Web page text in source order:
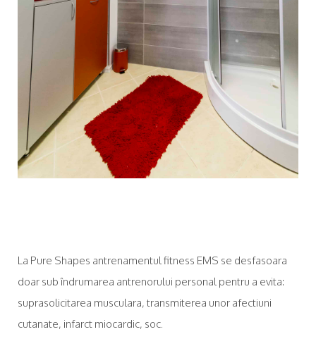
La Pure Shapes antrenamentul fitness EMS se desfasoara
doar sub îndrumarea antrenorului personal pentru a evita:
suprasolicitarea musculara, transmiterea unor afectiuni
cutanate, infarct miocardic, soc.